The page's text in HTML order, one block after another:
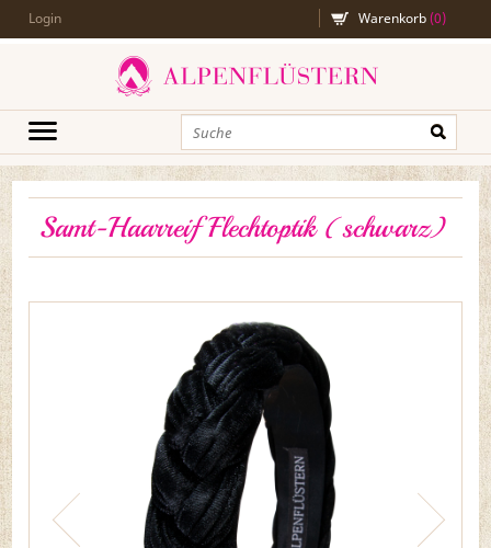
Login Warenkorb(0)
Samt-Haarreif Flechtoptik (schwarz)